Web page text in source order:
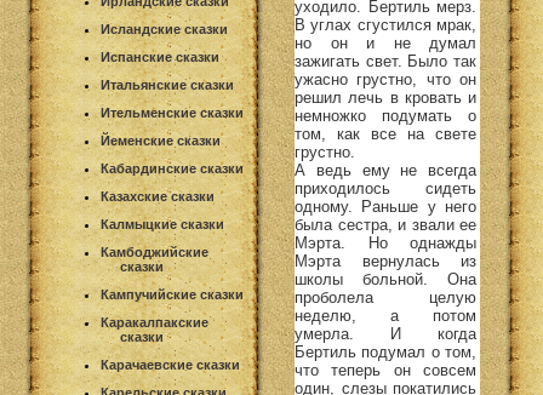
Исландские сказки
Испанские сказки
Итальянские сказки
Ительменские сказки
Йеменские сказки
Кабардинские сказки
Казахские сказки
Калмыцкие сказки
Камбоджийские
сказки
Кампучийские сказки
Каракалпакские
сказки
Карачаевские сказки
уходило. Бертиль мерз.
В углах сгустился мрак,
но он и не думал
зажигать свет. Было так
ужасно грустно, что он
решил лечь в кровать и
немножко подумать о
том, как все на свете
грустно.
А ведь ему не всегда
приходилось сидеть
одному. Раньше у него
была сестра, и звали ее
Мэрта. Но однажды
Мэрта вернулась из
школы больной. Она
проболела целую
неделю, а потом
умерла. И когда
Бертиль подумал о том,
что теперь он совсем
один, слезы покатились